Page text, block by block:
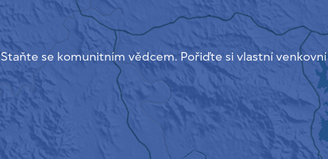
Staňte se komunitním vědcem. Pořiďte si vlastní venkovní